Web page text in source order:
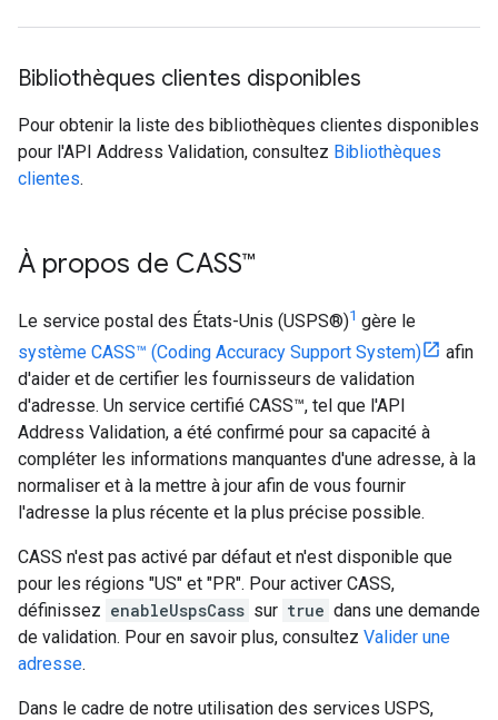
Bibliothèques clientes disponibles
Pour obtenir la liste des bibliothèques clientes disponibles
pour l'API Address Validation, consultez Bibliothèques
clientes.
À propos de CASS™
Le service postal des États-Unis (USPS®)1 gère le
système CASS™ (Coding Accuracy Support System)
afin
d'aider et de certifier les fournisseurs de validation
d'adresse. Un service certifié CASS™, tel que l'API
Address Validation, a été confirmé pour sa capacité à
compléter les informations manquantes d'une adresse, à la
normaliser et à la mettre à jour afin de vous fournir
l'adresse la plus récente et la plus précise possible.
CASS n'est pas activé par défaut et n'est disponible que
pour les régions "US" et "PR". Pour activer CASS,
définissez enableUspsCass sur true dans une demande
de validation. Pour en savoir plus, consultez Valider une
adresse.
Dans le cadre de notre utilisation des services USPS,